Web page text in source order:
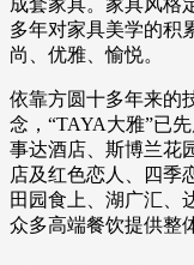
成套家具。家具风格
多年对家具美学的积
尚、优雅、愉悦。
依靠方圆十多年来的
念，“TAYA大雅”已
事达酒店、斯博兰花
店及红色恋人、四季
田园食上、湖广汇、
众多高端餐饮提供整